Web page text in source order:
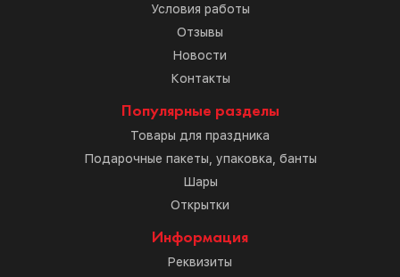
Условия работы
Отзывы
Новости
Контакты
Популярные разделы
Товары для праздника
Подарочные пакеты, упаковка, банты
Шары
Открытки
Информация
Реквизиты